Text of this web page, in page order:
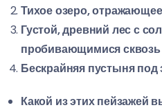
Тихое озеро,
Густой, древний лес с
пробивающимися
Бескрайняя пустыня
Какой из этих пейзажей